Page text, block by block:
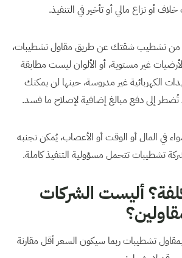
أو نزاع مالي أو تأخير في التنفيذ.
من تشطيب شقتك عن طريق مقاول تشطيبات،
غير مستوية، أو الألوان ليست مطابقة
الكهربائية غير مدروسة، حينها لن يمكنك
تُضطر إلى دفع مبالغ إضافية لإصلاح ما فسد.
في المال أو الوقت أو الأعصاب، يُمكن تجنبه
تشطيبات تتحمل مسؤولية التنفيذ كاملة.
أليست الشركات
تشطيبات ربما سيكون السعر أقل مقارنة